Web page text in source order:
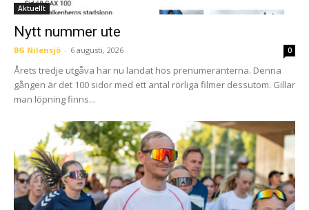
Aktuellt
Nytt nummer ute
BG Nilensjö - 6 augusti, 2026 0
Årets tredje utgåva har nu landat hos prenumeranterna. Denna
gången är det 100 sidor med ett antal rörliga filmer dessutom. Gillar
man löpning finns...